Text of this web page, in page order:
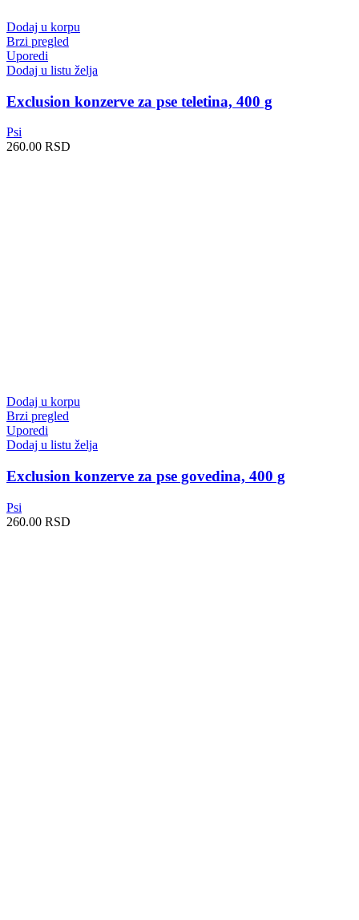
Dodaj u korpu
Brzi pregled
Uporedi
Dodaj u listu želja
Exclusion konzerve za pse teletina, 400 g
Psi
260.00 RSD
Dodaj u korpu
Brzi pregled
Uporedi
Dodaj u listu želja
Exclusion konzerve za pse govedina, 400 g
Psi
260.00 RSD